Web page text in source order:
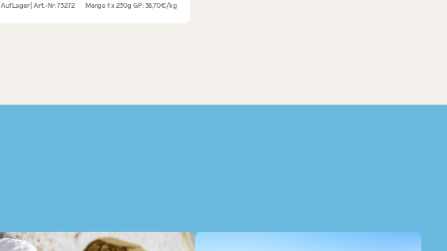
Auf Lager| Art.-Nr:73272 Menge1 x 230g GP: 38,70€/kg